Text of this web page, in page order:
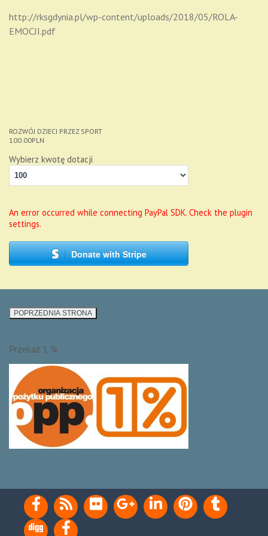
http://rksgdynia.pl/wp-content/uploads/2018/05/ROLA-
EMOCJI.pdf
ROZWÓJ DZIECI PRZEZ SPORT
100.00PLN
Wybierz kwotę dotacji
An error occurred while connecting PayPal SDK. Check the plugin
settings.
Donate with Stripe
Przekaż 1 %